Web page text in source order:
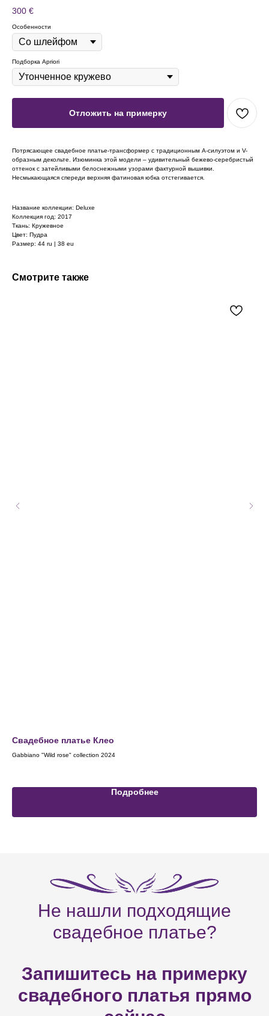
300 €
Особенности
Подборка Apriori
Отложить на примерку
Потрясающее свадебное платье-трансформер с традиционным А-силуэтом и V-
образным декольте. Изюминка этой модели – удивительный бежево-серебристый
оттенок с затейливыми белоснежными узорами фактурной вышивки.
Несмыкающаяся спереди верхняя фатиновая юбка отстегивается.
Название коллекции: Deluxe
Коллекция год: 2017
Ткань: Кружевное
Цвет: Пудра
Размер: 44 ru | 38 eu
Смотрите также
Свадебное платье Клео
Gabbiano "Wild rose" collection 2024
Подробнее
Не нашли подходящие
свадебное платье?
Запишитесь на примерку
свадебного платья прямо